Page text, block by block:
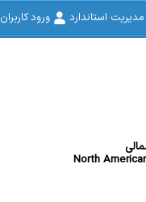
استاندارد ورود کاربران
North